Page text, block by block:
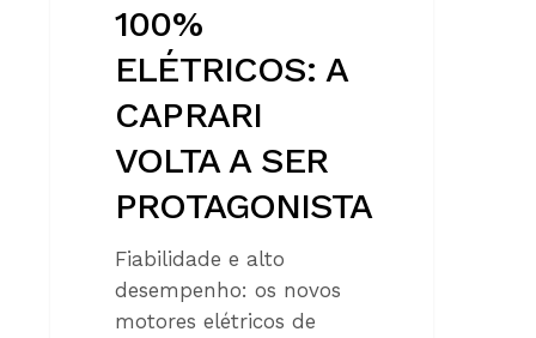
100%
ELÉTRICOS: A
CAPRARI
VOLTA A SER
PROTAGONISTA
Fiabilidade e alto
desempenho: os novos
motores elétricos de